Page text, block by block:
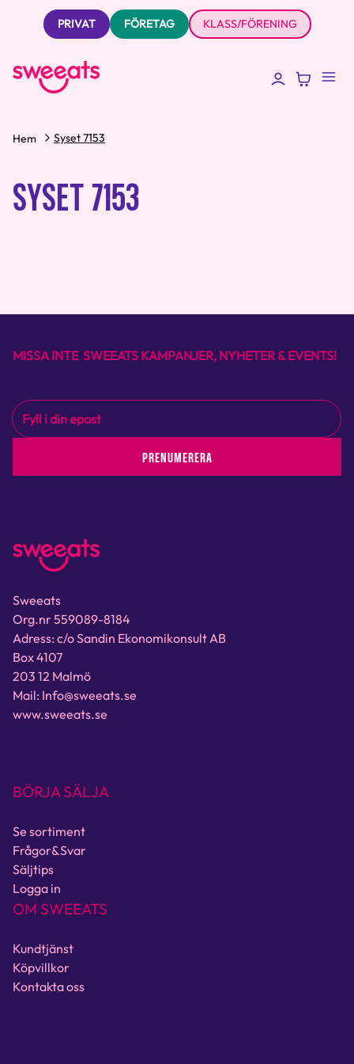
PRIVAT FÖRETAG KLASS/FÖRENING
Hem Syset 7153
SYSET 7153
MISSA INTE SWEEATS KAMPANJER, NYHETER & EVENTS!
PRENUMERERA
Sweeats
Org.nr 559089-8184
Adress: c/o Sandin Ekonomikonsult AB
Box 4107
203 12 Malmö
Mail: Info@sweeats.se
www.sweeats.se
BÖRJA SÄLJA
Se sortiment
Frågor&Svar
Säljtips
Logga in
OM SWEEATS
Kundtjänst
Köpvillkor
Kontakta oss